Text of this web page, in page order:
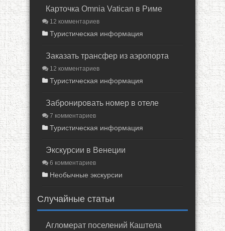
Карточка Omnia Vatican в Риме
12 комментариев
Туристическая информация
Заказать трансфер из аэропорта
12 комментариев
Туристическая информация
Забронировать номер в отеле
7 комментариев
Туристическая информация
Экскурсии в Венеции
6 комментариев
Необычные экскурсии
Случайные статьи
Агломерат поселений Каштела